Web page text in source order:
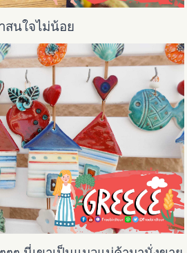
สนใจไม่น้อย